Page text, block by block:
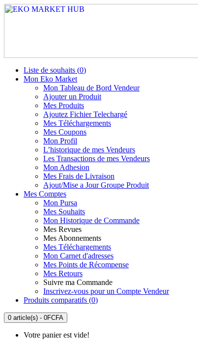
Liste de souhaits (0)
Mon Eko Market
Mon Tableau de Bord Vendeur
Ajouter un Produit
Mes Produits
Ajoutez Fichier Telechargé
Mes Téléchargements
Mes Coupons
Mon Profil
L’historique de mes Vendeurs
Les Transactions de mes Vendeurs
Mon Adhesion
Mes Frais de Livraison
Ajout/Mise a Jour Groupe Produit
Mes Comptes
Mon Pursa
Mes Souhaits
Mon Historique de Commande
Mes Revues
Mes Abonnements
Mes Téléchargements
Mon Carnet d'adresses
Mes Points de Récompense
Mes Retours
Suivre ma Commande
Inscrivez-vous pour un Compte Vendeur
Produits comparatifs (0)
0 article(s) - 0FCFA
Votre panier est vide!